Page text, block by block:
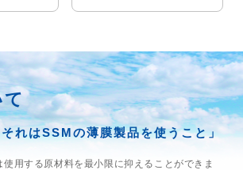
trending_flat
trending_flat
trending_flat
て
それはSSMの薄膜製品を使うこと」
用する原材料を最小限に抑えることができま